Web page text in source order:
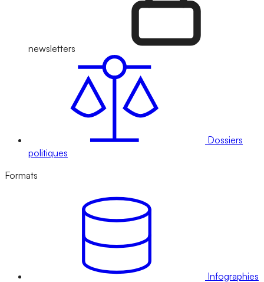
newsletters
Dossiers
politiques
Formats
Infographies